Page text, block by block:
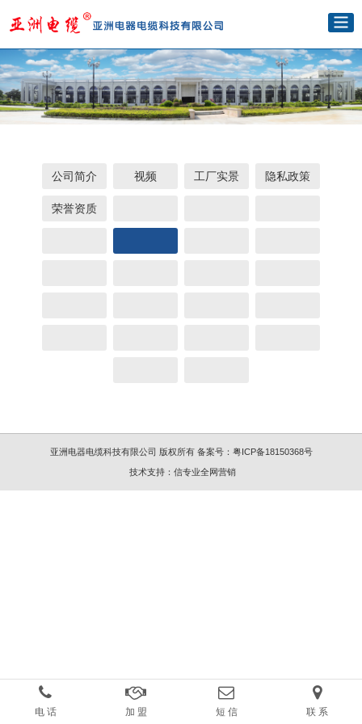
公司简介 视频 工厂实景 隐私政策
荣誉资质
亚洲电器电缆科技有限公司 版权所有 备案号： 粤ICP备18150368号
技术支持： 信专业全网营销
电 话 加 盟 短 信 联 系